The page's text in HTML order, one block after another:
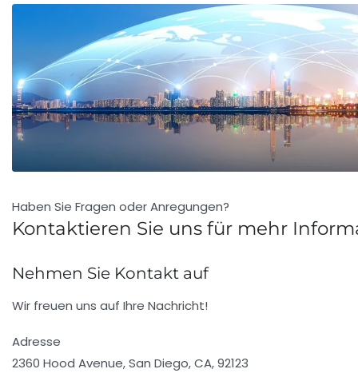
Haben Sie Fragen oder Anregungen?
Kontaktieren Sie uns für mehr
Nehmen Sie Kontakt auf
Wir freuen uns auf Ihre Nachricht!
Adresse
2360 Hood Avenue, San Diego, CA, 92123